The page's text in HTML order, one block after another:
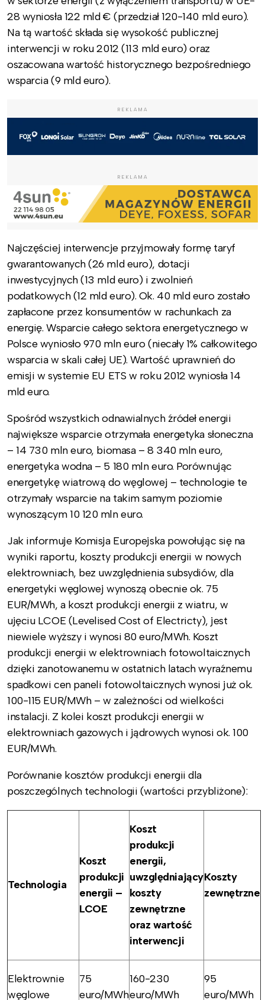
28 wyniosła 122 mld € (przedział 120-140 mld euro).
Na tą wartość składa się wysokość publicznej
interwencji w roku 2012 (113 mld euro) oraz
oszacowana wartość historycznego bezpośredniego
wsparcia (9 mld euro).
REKLAMA
REKLAMA
Najczęściej interwencje przyjmowały formę taryf
gwarantowanych (26 mld euro), dotacji
inwestycyjnych (13 mld euro) i zwolnień
podatkowych (12 mld euro). Ok. 40 mld euro zostało
zapłacone przez konsumentów w rachunkach za
energię. Wsparcie całego sektora energetycznego w
Polsce wyniosło 970 mln euro (niecały 1% całkowitego
wsparcia w skali całej UE). Wartość uprawnień do
emisji w systemie EU ETS w roku 2012 wyniosła 14
mld euro.
Spośród wszystkich odnawialnych źródeł energii
największe wsparcie otrzymała energetyka słoneczna
– 14 730 mln euro, biomasa – 8 340 mln euro,
energetyka wodna – 5 180 mln euro. Porównując
energetykę wiatrową do węglowej – technologie te
otrzymały wsparcie na takim samym poziomie
wynoszącym 10 120 mln euro.
Jak informuje Komisja Europejska powołując się na
wyniki raportu, koszty produkcji energii w nowych
elektrowniach, bez uwzględnienia subsydiów, dla
energetyki węglowej wynoszą obecnie ok. 75
EUR/MWh, a koszt produkcji energii z wiatru, w
ujęciu LCOE (Levelised Cost of Electricty), jest
niewiele wyższy i wynosi 80 euro/MWh. Koszt
produkcji energii w elektrowniach fotowoltaicznych
dzięki zanotowanemu w ostatnich latach wyraźnemu
spadkowi cen paneli fotowoltaicznych wynosi już ok.
100-115 EUR/MWh – w zależności od wielkości
instalacji. Z kolei koszt produkcji energii w
elektrowniach gazowych i jądrowych wynosi ok. 100
EUR/MWh.
Porównanie kosztów produkcji energii dla
poszczególnych technologii (wartości przybliżone):
Technologia
Koszt
produkcji
energii –
LCOE
Koszt
produkcji
energii,
uwzględniający
koszty
zewnętrzne
oraz wartość
interwencji
Koszty
zewnętrzne
Elektrownie
węglowe
75
euro/MWh
160-230
euro/MWh
95
euro/MWh